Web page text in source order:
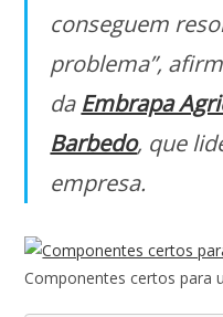
conseguem
problema”,
da Embrapa
Barbedo, que
empresa.
Componentes certos para